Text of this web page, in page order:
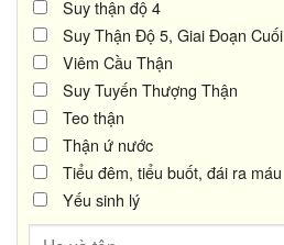
Suy thận độ 4
Suy Thận Độ 5, Giai Đoạn Cuối
Viêm Cầu Thận
Suy Tuyến Thượng Thận
Teo thận
Thận ứ nước
Tiểu đêm, tiểu buốt, đái ra máu
Yếu sinh lý